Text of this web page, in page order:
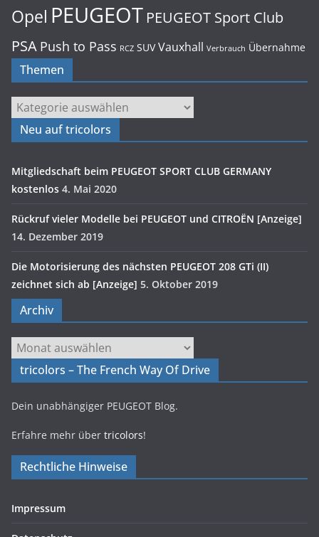
Opel PEUGEOT PEUGEOT Sport Club
PSA Push to Pass RCZ SUV Vauxhall Verbrauch Übernahme
Themen
Themen
Neu auf tricolors
Mitgliedschaft beim PEUGEOT SPORT CLUB GERMANY
kostenlos 4. Mai 2020
Rückruf vieler Modelle bei PEUGEOT und CITROËN [Anzeige]
14. Dezember 2019
Die Motorisierung des nächsten PEUGEOT 208 GTi (II)
zeichnet sich ab [Anzeige] 5. Oktober 2019
Archiv
Archiv
tricolors – The French Way Of Drive
Dein unabhängiger PEUGEOT Blog.
Erfahre mehr über tricolors!
Rechtliche Hinweise
Impressum